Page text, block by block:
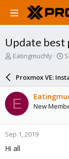
Update best
T
a
d
s
t
a
r
t
e
Eatingmuchly
S
a
r
d
a
e
Proxmox VE:
E New
Sep 1, 2019
Hi all